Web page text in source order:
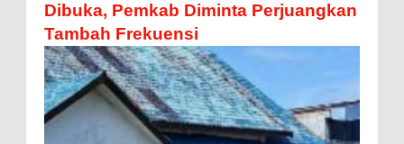
Dibuka, Pemkab Diminta Perjuangkan
Tambah Frekuensi